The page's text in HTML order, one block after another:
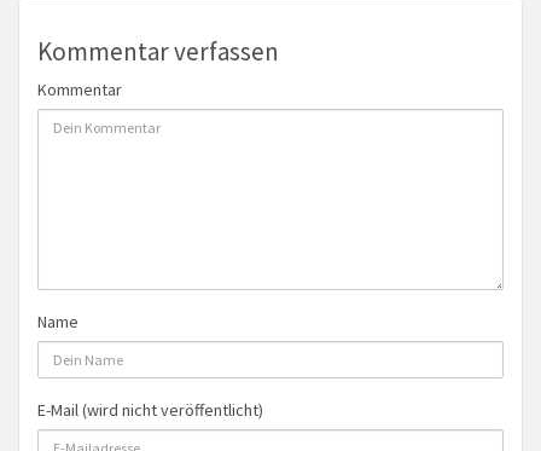
Kommentar verfassen
Kommentar
Name
E-Mail (wird nicht veröffentlicht)